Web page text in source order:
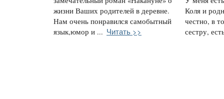
жизни Ваших родителей в деревне.
Нам очень понравился самобытный
язык,юмор и ... Читать >>
Коля и
честно, в
сестру,